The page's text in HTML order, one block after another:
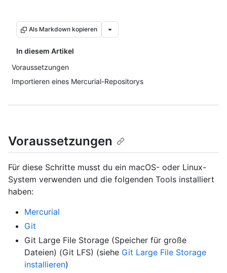
Als Markdown kopieren
In diesem Artikel
Voraussetzungen
Importieren eines Mercurial-Repositorys
Voraussetzungen
Für diese Schritte musst du ein macOS- oder Linux-
System verwenden und die folgenden Tools installiert
haben:
Mercurial
Git
Git Large File Storage (Speicher für große
Dateien) (Git LFS) (siehe Git Large File Storage
installieren)